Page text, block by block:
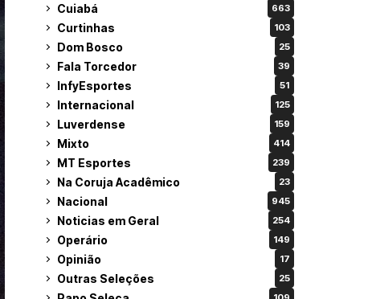
Cuiabá 663
Curtinhas 103
Dom Bosco 25
Fala Torcedor 39
InfyEsportes 51
Internacional 125
Luverdense 159
Mixto 414
MT Esportes 239
Na Coruja Acadêmico 23
Nacional 945
Noticias em Geral 254
Operário 149
Opinião 17
Outras Seleções 25